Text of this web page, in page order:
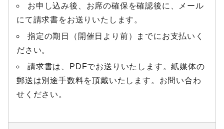
お申し込み後、お席の確保を確認後に、メール
にて請求書をお送りいたします。
指定の期日（開催日より前）までにお支払いく
ださい。
請求書は、PDFでお送りいたします。紙媒体の
郵送は別途手数料を頂戴いたします。お問い合わ
せください。